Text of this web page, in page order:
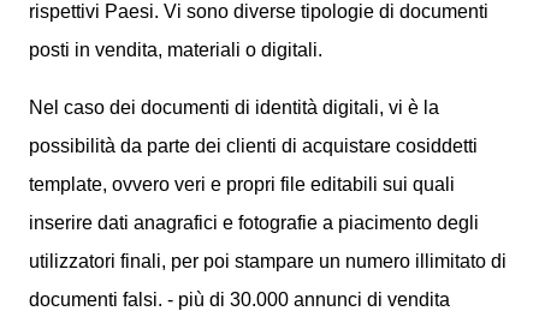
rispettivi Paesi. Vi sono diverse tipologie di documenti
posti in vendita, materiali o digitali.
Nel caso dei documenti di identità digitali, vi è la
possibilità da parte dei clienti di acquistare cosiddetti
template, ovvero veri e propri file editabili sui quali
inserire dati anagrafici e fotografie a piacimento degli
utilizzatori finali, per poi stampare un numero illimitato di
documenti falsi. - più di 30.000 annunci di vendita